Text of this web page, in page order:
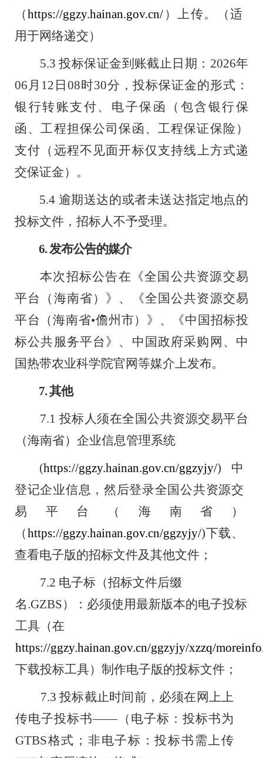
（https://ggzy.hainan.gov.cn/ ）上传。（适
用于网络递交）
5.3 投标保证金到账截止日期： 2026年
06 月 12 日 08时30分，投标保证金的形式 ：
银行转账支付、电子保函 （ 包含银行保
函、工程担保公司保函、工程保证保险）
支付 （ 远程不见面开标仅支持线上方式递
交保证金） 。
5.4 逾期送达的或者未送达指定地点的
投标文件，招标人不予受理。
6.发布公告的媒介
本次招标公告在《全国公共资源交易
平台（海南省）》、《全国公共资源交易
平台（海南省•儋州 市）》、《中国招标投
标公共服务平台》、中国政府采购网、中
国热带农业科学院官网等媒介上发布。
7.其他
7.1 投标人须在全国公共资源交易平台
（海南省）企业信息管理系统
(https://ggzy.hainan.gov.cn/ggzyjy/) 中
登记企业信息，然后登录全国公共资源交
易平台
（ 海南省
）
（https://ggzy.hainan.gov.cn/ggzyjy/)下载、
查看电子版的招标文件及其他文件；
7.2 电子标（招标文件后缀
名.GZBS）： 必须使用最新版本的电子投标
工具（在
https://ggzy.hainan.gov.cn/ggzyjy/xzzq/
下载投标工具）制作电子版的投标文件 ；
7.3 投标截止时间前，必须在网上上
传电子投标书——（电子标：投标书为
GTBS格式；非电子标 ：投标书需上传